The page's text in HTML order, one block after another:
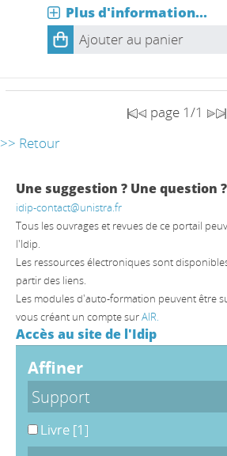
Plus d'information...
Ajouter au panier
page 1/1
>> Retour
Une suggestion ? Une question
idip-contact@unistra.fr
Tous les ouvrages et revues de ce portail
l'Idip.
Les ressources électroniques sont
partir des liens.
Les modules d'auto-formation peuvent être
vous créant un compte surAIR.
Accès au site de l'Idip
affiner
Support
Livre [1]